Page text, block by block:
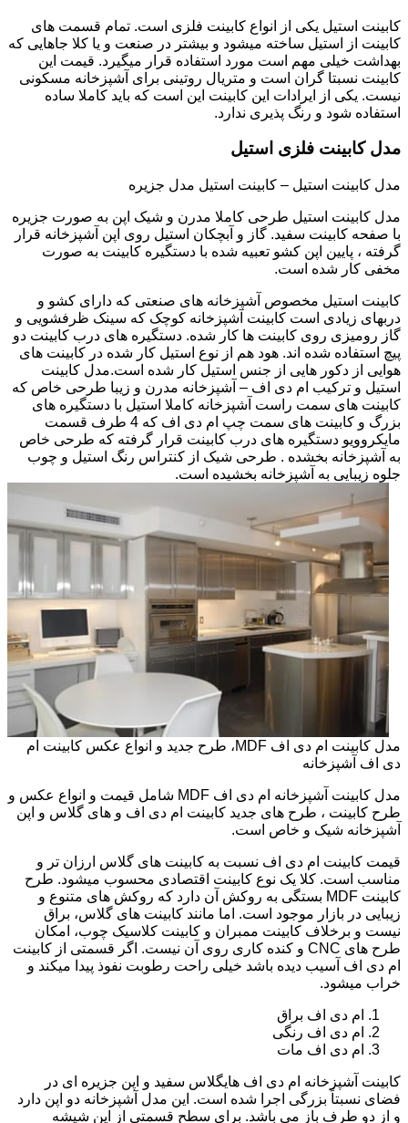
کابینت استیل یکی از انواع کابینت فلزی است. تمام قسمت های
کابینت از استیل ساخته میشود و بیشتر در صنعت و یا کلا جاهایی که
بهداشت خیلی مهم است مورد استفاده قرار میگیرد. قیمت این
کابینت نسبتا گران است و متریال روتینی برای آشپزخانه مسکونی
نیست. یکی از ایرادات این کابینت این است که باید کاملا ساده
استفاده شود و رنگ پذیری ندارد.
مدل کابینت فلزی استیل
مدل کابینت استیل – کابینت استیل مدل جزیره
مدل کابینت استیل طرحی کاملا مدرن و شیک اپن به صورت جزیره
با صفحه کابینت سفید. گاز و آبچکان استیل روی اپن آشپزخانه قرار
گرفته ، پایین اپن کشو تعبیه شده با دستگیره کابینت به صورت
مخفی کار شده است.
کابینت استیل مخصوص آشپزخانه های صنعتی که دارای کشو و
دربهای زیادی است کابینت آشپزخانه کوچک که سینک ظرفشویی و
گاز رومیزی روی کابینت ها کار شده. دستگیره های درب کابینت دو
پیچ استفاده شده اند. هود هم از نوع استیل کار شده در کابینت های
هوایی از دکور هایی از جنس استیل کار شده است.مدل کابینت
استیل و ترکیب ام دی اف – آشپزخانه مدرن و زیبا طرحی خاص که
کابینت های سمت راست آشپزخانه کاملا استیل با دستگیره های
بزرگ و کابینت های سمت چپ ام دی اف که 4 طرف قسمت
مایکروویو دستگیره های درب کابینت قرار گرفته که طرحی خاص
به آشپزخانه بخشده . طرحی شیک از کنتراس رنگ استیل و چوب
جلوه زیبایی به آشپزخانه بخشیده است.
مدل کابینت ام دی اف MDF، طرح جدید و انواع عکس کابینت ام
دی اف آشپزخانه
مدل کابینت آشپزخانه ام دی اف MDF شامل قیمت و انواع عکس و
طرح کابینت ، طرح های جدید کابینت ام دی اف و های گلاس و اپن
آشپزخانه شیک و خاص است.
قیمت کابینت ام دی اف نسبت به کابینت های گلاس ارزان تر و
مناسب است. کلا یک نوع کابینت اقتصادی محسوب میشود. طرح
کابینت MDF بستگی به روکش آن دارد که روکش های متنوع و
زیبایی در بازار موجود است. اما مانند کابینت های گلاس، براق
نیست و برخلاف کابینت ممبران و کابینت کلاسیک چوب، امکان
طرح های CNC و کنده کاری روی آن نیست. اگر قسمتی از کابینت
ام دی اف آسیب دیده باشد خیلی راحت رطوبت نفوذ پیدا میکند و
خراب میشود.
ام دی اف براق
ام دی اف رنگی
ام دی اف مات
کابینت آشپزخانه ام دی اف هایگلاس سفید و اپن جزیره ای در
فضای نسبتاً بزرگی اجرا شده است. این مدل آشپزخانه دو اپن دارد
و از دو طرف باز می باشد. برای سطح قسمتی از اپن شیشه